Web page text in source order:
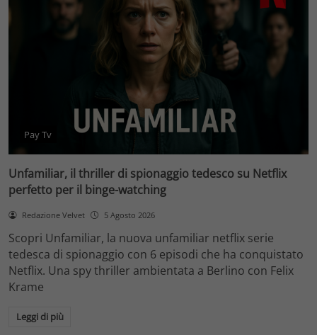
Pay Tv
Unfamiliar, il thriller di spionaggio tedesco su Netflix
perfetto per il binge-watching
Redazione Velvet 5 Agosto 2026
Scopri Unfamiliar, la nuova unfamiliar netflix serie
tedesca di spionaggio con 6 episodi che ha conquistato
Netflix. Una spy thriller ambientata a Berlino con Felix
Krame
Leggi di più